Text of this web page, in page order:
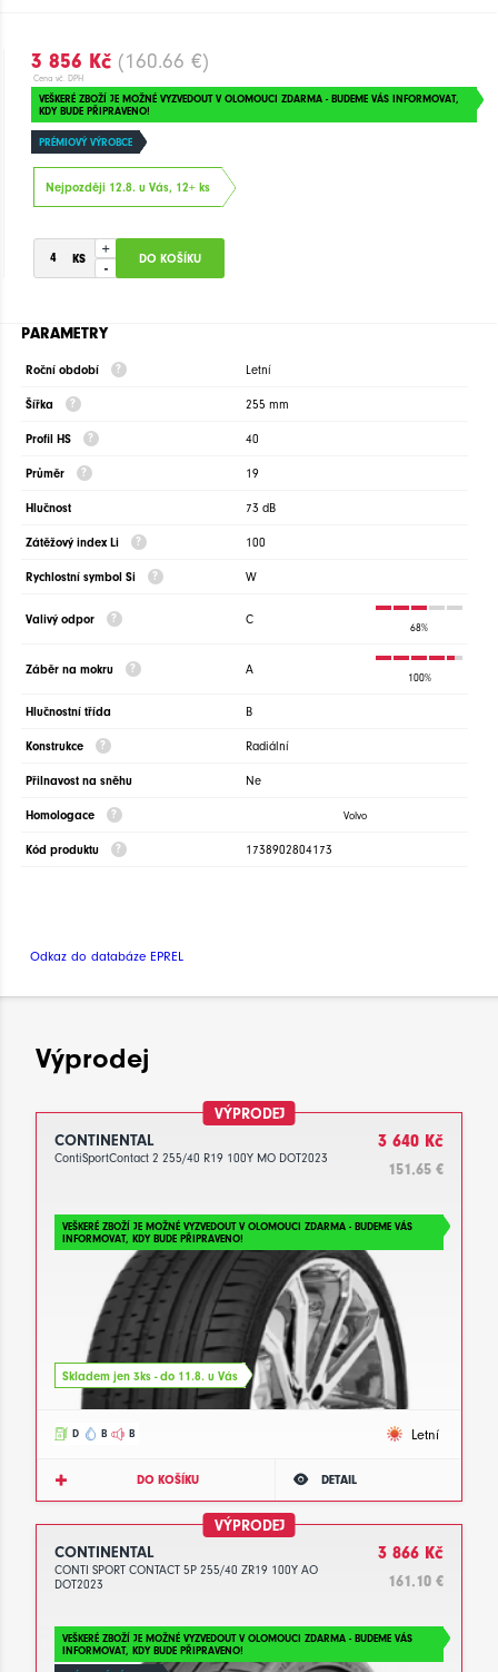
3 856 Kč (160.66 €)
Cena vč. DPH
VEŠKERÉ ZBOŽÍ JE MOŽNÉ VYZVEDOUT V OLOMOUCI ZDARMA - BUDEME VÁS INFORMOVAT,
KDY BUDE PŘIPRAVENO!
PRÉMIOVÝ VÝROBCE
Nejpozději 12.8. u Vás, 12+ ks
+
-
PARAMETRY
Roční období Letní
Šířka 255 mm
Profil HS 40
Průměr 19
Hlučnost 73 dB
Zátěžový index Li 100
Rychlostní symbol Si W
Valivý odpor C
68%
Záběr na mokru A
100%
Hlučnostní třída B
Konstrukce Radiální
Přilnavost na sněhu Ne
Homologace Volvo
Kód produktu 1738902804173
Odkaz do databáze EPREL
Výprodej
VÝPRODEJ
CONTINENTAL
ContiSportContact 2 255/40 R19 100Y MO DOT2023
3 640 Kč
151.65 €
VEŠKERÉ ZBOŽÍ JE MOŽNÉ VYZVEDOUT V OLOMOUCI ZDARMA - BUDEME VÁS
INFORMOVAT, KDY BUDE PŘIPRAVENO!
Skladem jen 3ks - do 11.8. u Vás
D B B Letní
DO KOŠÍKU DETAIL
VÝPRODEJ
CONTINENTAL
CONTI SPORT CONTACT 5P 255/40 ZR19 100Y AO
DOT2023
3 866 Kč
161.10 €
VEŠKERÉ ZBOŽÍ JE MOŽNÉ VYZVEDOUT V OLOMOUCI ZDARMA - BUDEME VÁS
INFORMOVAT, KDY BUDE PŘIPRAVENO!